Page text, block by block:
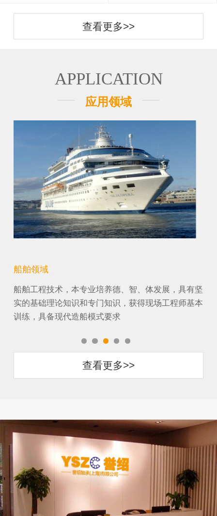
查看更多>>
APPLICATION
应用领域
船舶领域
船舶工程技术，本专业培养德、智、体发展，具有坚
实的基础理论知识和专门知识，获得现场工程师基本
训练，具备现代造船模式要求
查看更多>>